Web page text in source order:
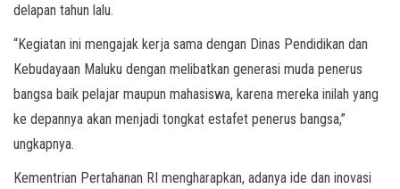
delapan tahun lalu.
“Kegiatan ini mengajak kerja sama dengan Dinas Pendidikan dan
Kebudayaan Maluku dengan melibatkan generasi muda penerus
bangsa baik pelajar maupun mahasiswa, karena mereka inilah yang
ke depannya akan menjadi tongkat estafet penerus bangsa,”
ungkapnya.
Kementrian Pertahanan RI mengharapkan, adanya ide dan inovasi